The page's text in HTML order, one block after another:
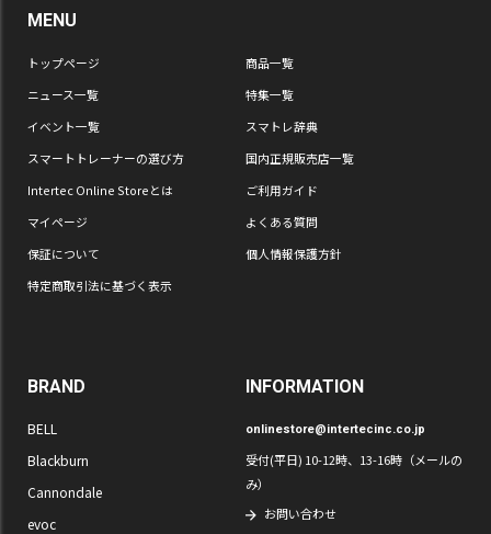
MENU
トップページ
商品一覧
ニュース一覧
特集一覧
イベント一覧
スマトレ辞典
スマートトレーナーの選び方
国内正規販売店一覧
Intertec Online Storeとは
ご利用ガイド
マイページ
よくある質問
保証について
個人情報保護方針
特定商取引法に基づく表示
BRAND
BELL
Blackburn
Cannondale
evoc
INFORMATION
onlinestore@intertecinc.co.jp
受付(平日) 10-12時、13-16時（メールの
み）
お問い合わせ